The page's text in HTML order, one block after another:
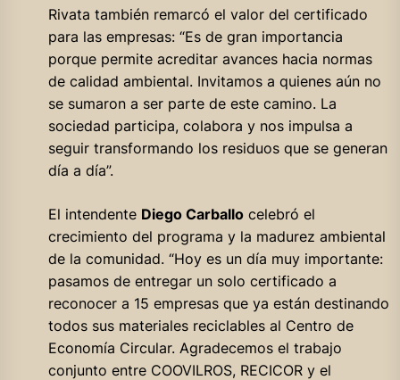
Rivata también remarcó el valor del certificado
para las empresas: “Es de gran importancia
porque permite acreditar avances hacia normas
de calidad ambiental. Invitamos a quienes aún no
se sumaron a ser parte de este camino. La
sociedad participa, colabora y nos impulsa a
seguir transformando los residuos que se generan
día a día”.
El intendente Diego Carballocelebró el
crecimiento del programa y la madurez ambiental
de la comunidad. “Hoy es un día muy importante:
pasamos de entregar un solo certificado a
reconocer a 15 empresas que ya están destinando
todos sus materiales reciclables al Centro de
Economía Circular. Agradecemos el trabajo
conjunto entre COOVILROS, RECICOR y el